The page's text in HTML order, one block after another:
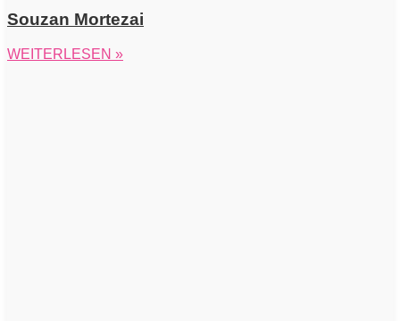
Souzan Mortezai
WEITERLESEN »